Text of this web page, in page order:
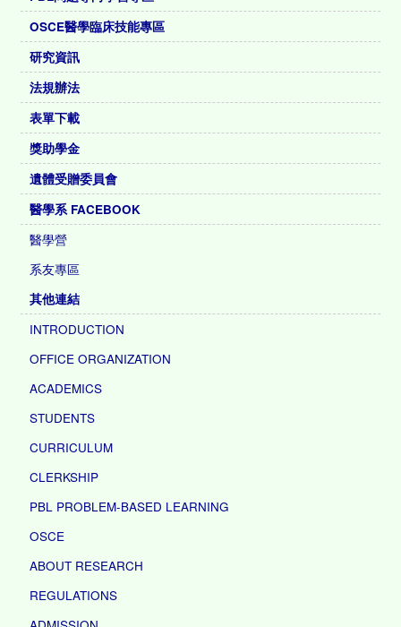
OSCE醫學臨床技能專區
研究資訊
法規辦法
表單下載
獎助學金
遺體受贈委員會
醫學系 FACEBOOK
醫學營
系友專區
其他連結
INTRODUCTION
OFFICE ORGANIZATION
ACADEMICS
STUDENTS
CURRICULUM
CLERKSHIP
PBL PROBLEM-BASED LEARNING
OSCE
ABOUT RESEARCH
REGULATIONS